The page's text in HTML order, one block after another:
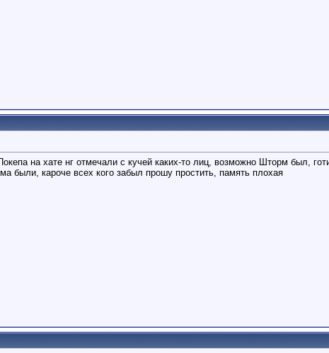
на хате нг отмечали с кучей каких-то лиц, возможно Шторм был,
были, кароче всех кого забыл прошу простить, память плохая